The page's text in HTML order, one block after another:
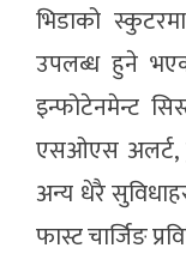
भिडाको
उपलब्ध हुने
इन्फोटेनमेन्ट
एसओएस अलर्ट,
अन्य धेरै
फास्ट चार्जिङ